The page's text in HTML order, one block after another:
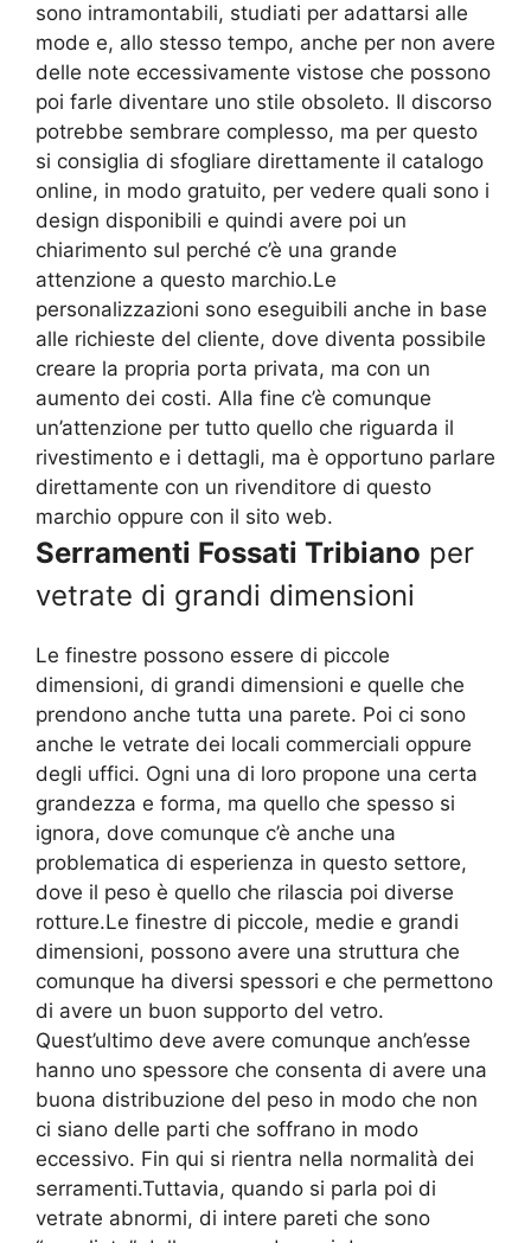
sono intramontabili, studiati per adattarsi alle
mode e, allo stesso tempo, anche per non avere
delle note eccessivamente vistose che possono
poi farle diventare uno stile obsoleto. Il discorso
potrebbe sembrare complesso, ma per questo
si consiglia di sfogliare direttamente il catalogo
online, in modo gratuito, per vedere quali sono i
design disponibili e quindi avere poi un
chiarimento sul perché c’è una grande
attenzione a questo marchio.Le
personalizzazioni sono eseguibili anche in base
alle richieste del cliente, dove diventa possibile
creare la propria porta privata, ma con un
aumento dei costi. Alla fine c’è comunque
un’attenzione per tutto quello che riguarda il
rivestimento e i dettagli, ma è opportuno parlare
direttamente con un rivenditore di questo
marchio oppure con il sito web.
Serramenti Fossati Tribiano per
vetrate di grandi dimensioni
Le finestre possono essere di piccole
dimensioni, di grandi dimensioni e quelle che
prendono anche tutta una parete. Poi ci sono
anche le vetrate dei locali commerciali oppure
degli uffici. Ogni una di loro propone una certa
grandezza e forma, ma quello che spesso si
ignora, dove comunque c’è anche una
problematica di esperienza in questo settore,
dove il peso è quello che rilascia poi diverse
rotture.Le finestre di piccole, medie e grandi
dimensioni, possono avere una struttura che
comunque ha diversi spessori e che permettono
di avere un buon supporto del vetro.
Quest’ultimo deve avere comunque anch’esse
hanno uno spessore che consenta di avere una
buona distribuzione del peso in modo che non
ci siano delle parti che soffrano in modo
eccessivo. Fin qui si rientra nella normalità dei
serramenti.Tuttavia, quando si parla poi di
vetrate abnormi, di intere pareti che sono